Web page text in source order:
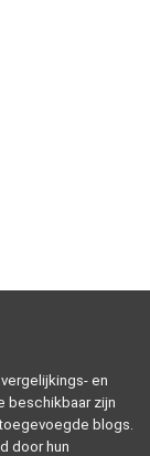
en
beschikbaar zijn
blogs.
door hun